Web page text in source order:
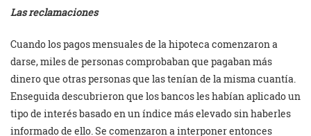
Las reclamaciones
Cuando los pagos mensuales de la hipoteca comenzaron a
darse, miles de personas comprobaban que pagaban más
dinero que otras personas que las tenían de la misma cuantía.
Enseguida descubrieron que los bancos les habían aplicado un
tipo de interés basado en un índice más elevado sin haberles
informado de ello. Se comenzaron a interponer entonces